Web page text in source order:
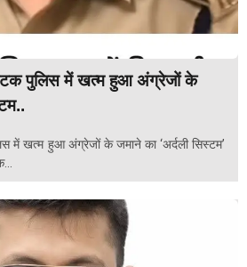
पुलिस में खत्म हुआ अंग्रेजों के
में खत्म हुआ अंग्रेजों के जमाने का ‘अर्दली सिस्टम’